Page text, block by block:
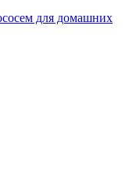
для домашних